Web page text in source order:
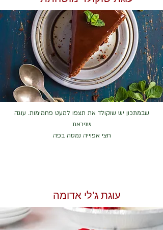
שבמתכון יש שוקולד את תצפו למעט פחמימות. עוגה
שניראת
חצי אפוייה נמסה בפה
עוגת ג'לי אדומה